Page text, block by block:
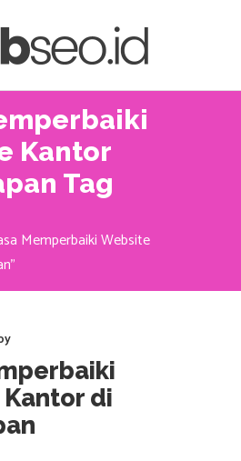
Kantor
Tag
Memperbaiki Website
di